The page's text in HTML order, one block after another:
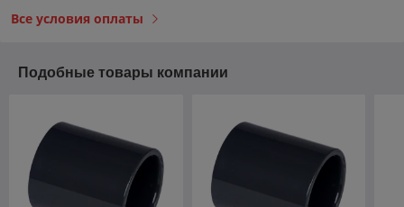
Все условия оплаты
Подобные товары компании